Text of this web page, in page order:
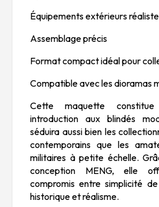
Équipements extérieurs
Assemblage précis
Format compact idéal pour
Compatible avec les dioramas
Cette maquette
introduction aux blindés
séduira aussi bien les
contemporains que les
militaires à petite échelle.
conception MENG, elle
compromis entre simplicité
historique et réalisme.